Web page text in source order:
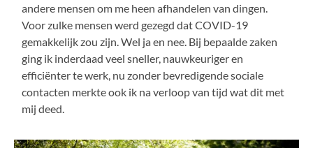
andere mensen om me heen afhandelen van dingen.
Voor zulke mensen werd gezegd dat COVID-19
gemakkelijk zou zijn. Wel ja en nee. Bij bepaalde zaken
ging ik inderdaad veel sneller, nauwkeuriger en
efficiënter te werk, nu zonder bevredigende sociale
contacten merkte ook ik na verloop van tijd wat dit met
mij deed.